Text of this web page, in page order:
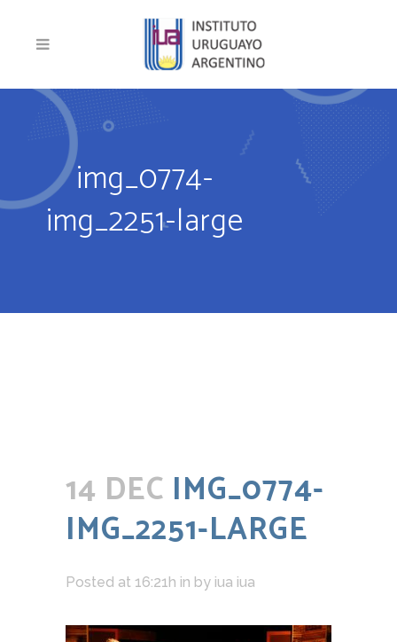
img_0774-
img_2251-large
14 DEC IMG_0774-
IMG_2251-LARGE
Posted at 16:21h in by iua iua